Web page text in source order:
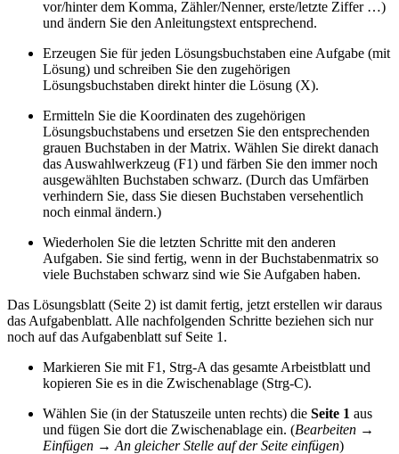
vor/hinter dem Komma, Zähler/Nenner, erste/letzte Ziffer …)
und ändern Sie den Anleitungstext entsprechend.
Erzeugen Sie für jeden Lösungsbuchstaben eine Aufgabe (mit
Lösung) und schreiben Sie den zugehörigen
Lösungsbuchstaben direkt hinter die Lösung (X).
Ermitteln Sie die Koordinaten des zugehörigen
Lösungsbuchstabens und ersetzen Sie den entsprechenden
grauen Buchstaben in der Matrix. Wählen Sie direkt danach
das Auswahlwerkzeug (F1) und färben Sie den immer noch
ausgewählten Buchstaben schwarz. (Durch das Umfärben
verhindern Sie, dass Sie diesen Buchstaben versehentlich
noch einmal ändern.)
Wiederholen Sie die letzten Schritte mit den anderen
Aufgaben. Sie sind fertig, wenn in der Buchstabenmatrix so
viele Buchstaben schwarz sind wie Sie Aufgaben haben.
Das Lösungsblatt (Seite 2) ist damit fertig, jetzt erstellen wir daraus
das Aufgabenblatt. Alle nachfolgenden Schritte beziehen sich nur
noch auf das Aufgabenblatt suf Seite 1.
Markieren Sie mit F1, Strg-A das gesamte Arbeistblatt und
kopieren Sie es in die Zwischenablage (Strg-C).
Wählen Sie (in der Statuszeile unten rechts) die Seite 1 aus
und fügen Sie dort die Zwischenablage ein. (Bearbeiten →
Einfügen → An gleicher Stelle auf der Seite einfügen)